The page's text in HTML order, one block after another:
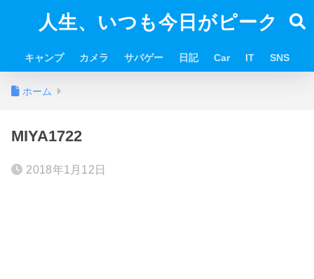
人生、いつも今日がピーク
キャンプ カメラ サバゲー 日記 Car IT SNS
ホーム
MIYA1722
2018年1月12日